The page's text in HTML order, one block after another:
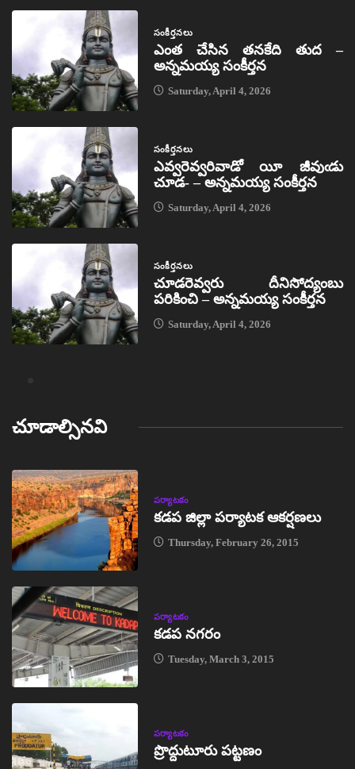
సంకీర్తనలు
ఎంత చేసిన తనకేది తుద –
అన్నమయ్య సంకీర్తన
Saturday, April 4, 2026
సంకీర్తనలు
ఎవ్వరెవ్వరివాడో యీ జీవుఁడు
చూడ- – అన్నమయ్య సంకీర్తన
Saturday, April 4, 2026
సంకీర్తనలు
చూడరెవ్వరు దీనిసోద్యంబు
పరికించి – అన్నమయ్య సంకీర్తన
Saturday, April 4, 2026
చూడాల్సినవి
పర్యాటకం
కడప జిల్లా పర్యాటక ఆకర్షణలు
Thursday, February 26, 2015
పర్యాటకం
కడప నగరం
Tuesday, March 3, 2015
పర్యాటకం
ప్రొద్దుటూరు పట్టణం